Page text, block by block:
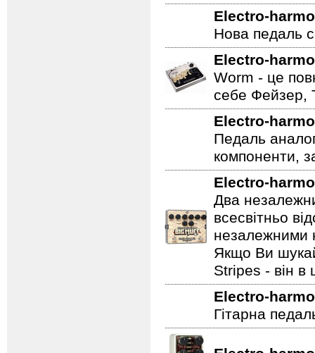
Electro-
Нова педаль
Electro-
Worm - це
себе Фейзер,
Electro-
Педаль
компоненти,
Electro-
Два
всесвітньо
незалежними
Якщо Ви
Stripes - він в
Electro-